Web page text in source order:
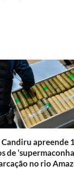
Candiru apreende
de
no rio